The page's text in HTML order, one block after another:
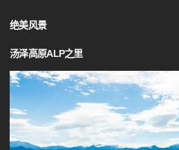
绝美风景
汤泽高原ALP之里